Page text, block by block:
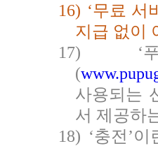
16) ‘무료 서
지급 없이
17)
‘
(
사용되는
서 제공하
18) ‘충전’이